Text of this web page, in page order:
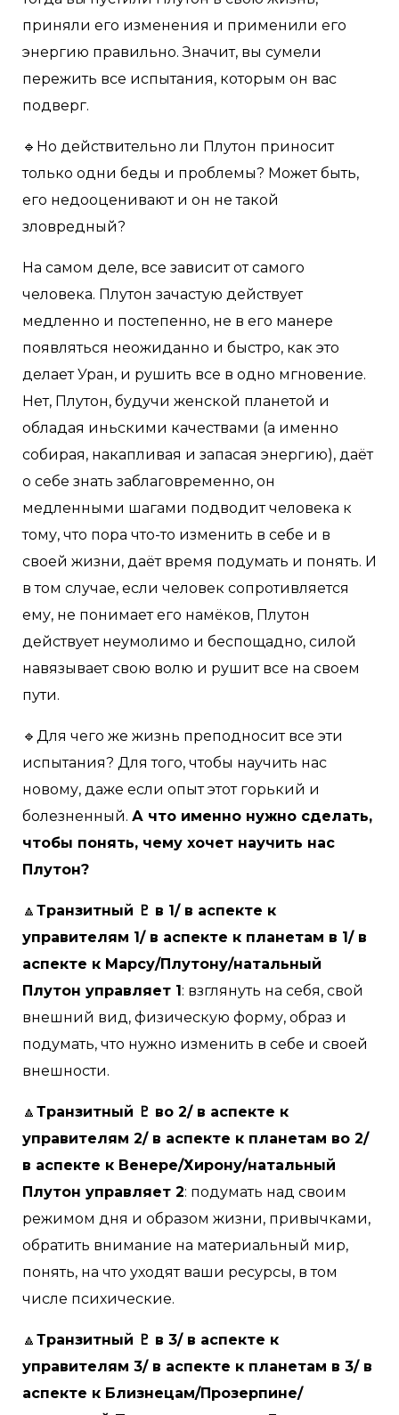
приняли его изменения и применили его
энергию правильно. Значит, вы сумели
пережить все испытания, которым он вас
подверг.
🔹Но действительно ли Плутон приносит
только одни беды и проблемы? Может быть,
его недооценивают и он не такой
зловредный?
На самом деле, все зависит от самого
человека. Плутон зачастую действует
медленно и постепенно, не в его манере
появляться неожиданно и быстро, как это
делает Уран, и рушить все в одно мгновение.
Нет, Плутон, будучи женской планетой и
обладая иньскими качествами (а именно
собирая, накапливая и запасая энергию), даёт
о себе знать заблаговременно, он
медленными шагами подводит человека к
тому, что пора что-то изменить в себе и в
своей жизни, даёт время подумать и понять. И
в том случае, если человек сопротивляется
ему, не понимает его намёков, Плутон
действует неумолимо и беспощадно, силой
навязывает свою волю и рушит все на своем
пути.
🔹Для чего же жизнь преподносит все эти
испытания? Для того, чтобы научить нас
новому, даже если опыт этот горький и
болезненный. А что именно нужно сделать,
чтобы понять, чему хочет научить нас
Плутон?
🔼 Транзитный ♇ в 1/ в аспекте к
управителям 1/ в аспекте к планетам в 1/ в
аспекте к Марсу/Плутону/натальный
Плутон управляет 1: взглянуть на себя, свой
внешний вид, физическую форму, образ и
подумать, что нужно изменить в себе и своей
внешности.
🔼 Транзитный ♇ во 2/ в аспекте к
управителям 2/ в аспекте к планетам во 2/
в аспекте к Венере/Хирону/натальный
Плутон управляет 2: подумать над своим
режимом дня и образом жизни, привычками,
обратить внимание на материальный мир,
понять, на что уходят ваши ресурсы, в том
числе психические.
🔼 Транзитный ♇ в 3/ в аспекте к
управителям 3/ в аспекте к планетам в 3/ в
аспекте к Близнецам/Прозерпине/